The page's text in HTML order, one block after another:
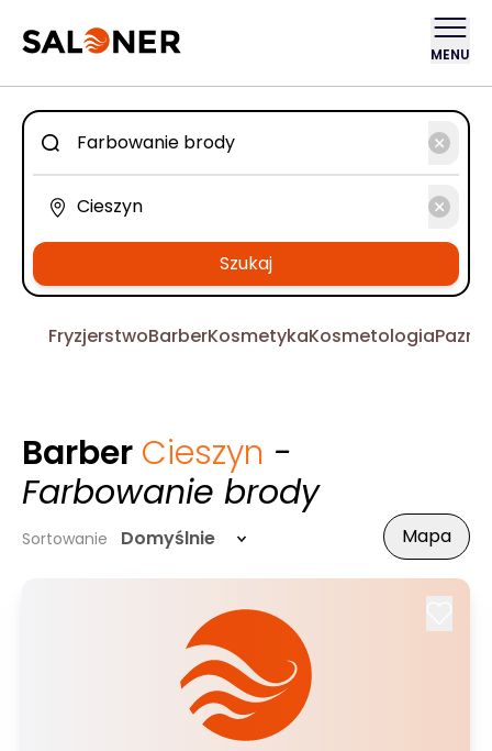
MENU
Szukaj
FryzjerstwoBarberKosmetykaKosmetologia
Barber Cieszyn -
Farbowanie brody
Sortowanie Domyślnie Mapa